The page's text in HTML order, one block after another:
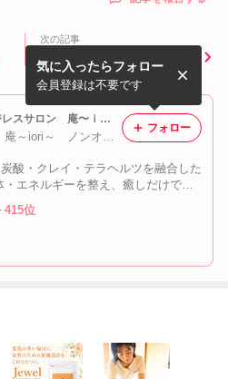
次の記事
炭酸を知っていると人生が何
倍も得した気分になる❗
石川県 小松市 エイジレスサロン 庵〜ｉｏｒｉ〜 ノンオイルシフォンケーキ専門店IORI
酸・クレイ・テラヘルツを融合した
エネルギーを整え、癒しだけでな
。 ノンオイルシフォンケーキ専門
ポート。
気に入ったらフォロー
会員登録は不要です
フォロー
415位